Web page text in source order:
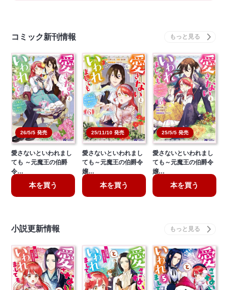
コミック新刊情報
26/5/5 発売
愛さないといわれまし
ても ～元魔王の伯爵
令…
本を買う
25/11/10 発売
愛さないといわれまし
ても～元魔王の伯爵令
嬢…
本を買う
25/5/5 発売
愛さないといわれまし
ても～元魔王の伯爵令
嬢…
本を買う
小説更新情報